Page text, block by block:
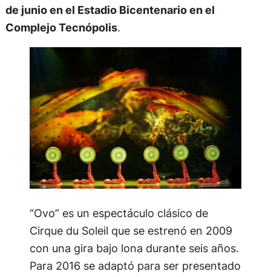
de junio en el Estadio Bicentenario en el
Complejo Tecnópolis.
“Ovo” es un espectáculo clásico de
Cirque du Soleil que se estrenó en 2009
con una gira bajo lona durante seis años.
Para 2016 se adaptó para ser presentado